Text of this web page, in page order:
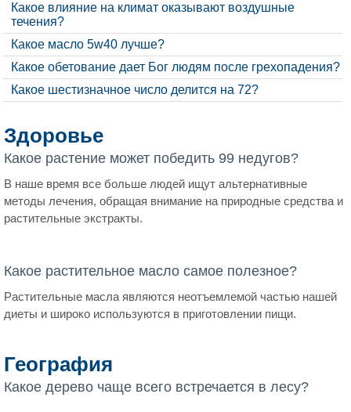
Какое влияние на климат оказывают воздушные
течения?
Какое масло 5w40 лучше?
Какое обетование дает Бог людям после грехопадения?
Какое шестизначное число делится на 72?
Здоровье
Какое растение может победить 99 недугов?
В наше время все больше людей ищут альтернативные
методы лечения, обращая внимание на природные средства и
растительные экстракты.
Какое растительное масло самое полезное?
Растительные масла являются неотъемлемой частью нашей
диеты и широко используются в приготовлении пищи.
География
Какое дерево чаще всего встречается в лесу?